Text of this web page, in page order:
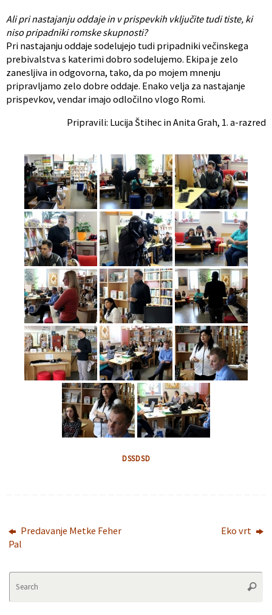
Ali pri nastajanju oddaje in v prispevkih vključite tudi tiste, ki
niso pripadniki romske skupnosti?
Pri nastajanju oddaje sodelujejo tudi pripadniki večinskega
prebivalstva s katerimi dobro sodelujemo. Ekipa je zelo
zanesljiva in odgovorna, tako, da po mojem mnenju
pripravljamo zelo dobre oddaje. Enako velja za nastajanje
prispevkov, vendar imajo odločilno vlogo Romi.
Pripravili: Lucija Štihec in Anita Grah, 1. a-razred
DSSDSD
Predavanje Metke Feher
Pal
Eko vrt